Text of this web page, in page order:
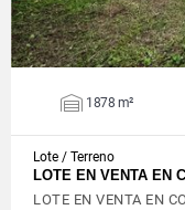
1878 m²
Lote / Terreno
LOTE EN VENTA EN
LOTE EN VENTA EN